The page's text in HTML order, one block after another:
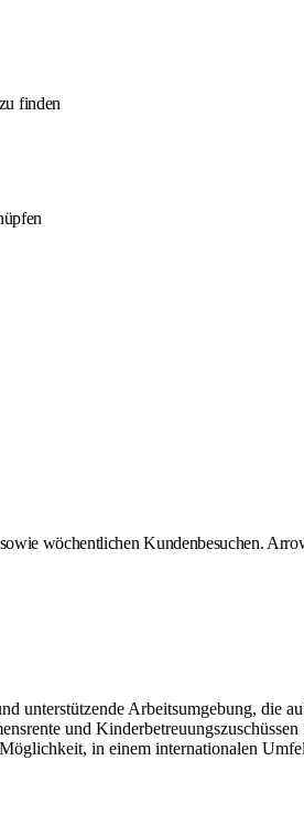
finden
wöchentlichen Kundenbesuchen.
Arbeitsumgebung, die
und
in einem internationalen